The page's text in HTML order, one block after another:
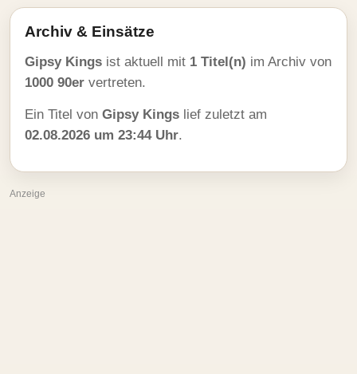
Archiv & Einsätze
Gipsy Kings ist aktuell mit 1 Titel(n) im Archiv von
1000 90er vertreten.
Ein Titel von Gipsy Kings lief zuletzt am
02.08.2026 um 23:44 Uhr.
Anzeige